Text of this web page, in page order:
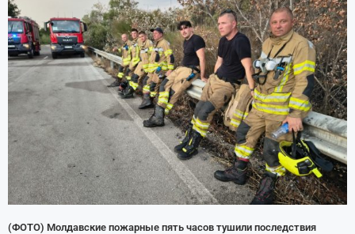
(ФОТО) Молдавские пожарные пять часов тушили последствия